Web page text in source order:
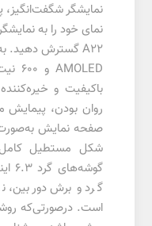
نمایشگر
باکیفیت و
روان بودن، پیمایش
صفحه نمایش
گرد و برش دوربین،
است. درصورتی‌که